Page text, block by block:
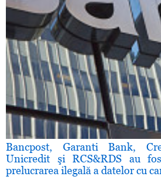
Bancpost, Garanti Bank,
Unicredit şi RCS&RDS au
prelucrarea ilegală a datelor cu